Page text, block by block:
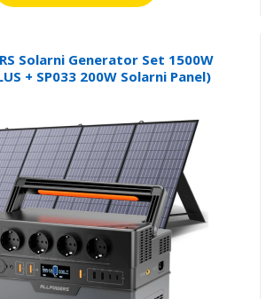
Solarni Generator Set 1500W
+ SP033 200W Solarni Panel)